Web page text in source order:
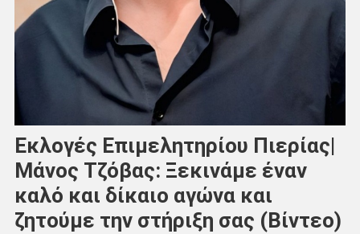
Εκλογές Επιμελητηρίου Πιερίας|
Μάνος Τζόβας: Ξεκινάμε έναν
καλό και δίκαιο αγώνα και
ζητούμε την στήριξη σας (Βίντεο)